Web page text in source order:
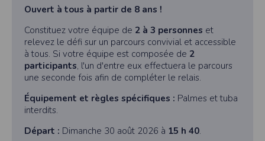
Ouvert à tous à partir de 8 ans !
Constituez votre équipe de 2 à 3 personnes et
relevez le défi sur un parcours convivial et accessible
à tous. Si votre équipe est composée de 2
participants, l'un d'entre eux effectuera le parcours
une seconde fois afin de compléter le relais.
Équipement et règles spécifiques : Palmes et tuba
interdits.
Départ : Dimanche 30 août 2026 à 15 h 40.